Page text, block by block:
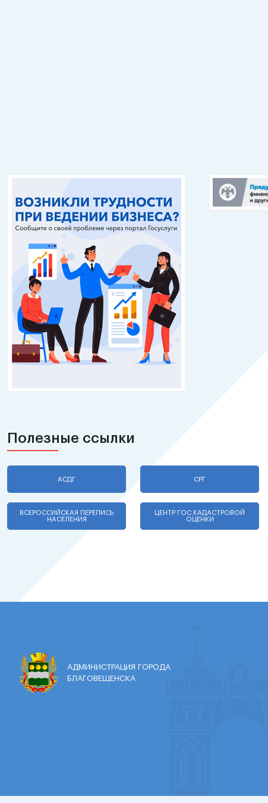
Полезные ссылки
АСДГ СРГ
ВСЕРОССИЙСКАЯ ПЕРЕПИСЬ
НАСЕЛЕНИЯ
ЦЕНТР ГОС.КАДАСТРОВОЙ
ОЦЕНКИ
АДМИНИСТРАЦИЯ ГОРОДА
БЛАГОВЕЩЕНСКА